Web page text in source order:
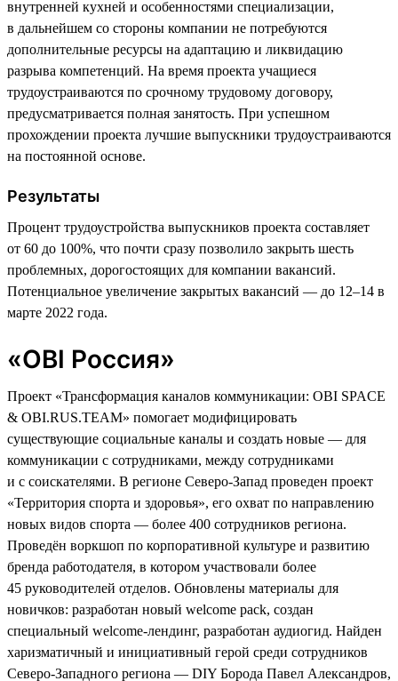
внутренней кухней и особенностями специализации,
в дальнейшем со стороны компании не потребуются
дополнительные ресурсы на адаптацию и ликвидацию
разрыва компетенций. На время проекта учащиеся
трудоустраиваются по срочному трудовому договору,
предусматривается полная занятость. При успешном
прохождении проекта лучшие выпускники трудоустраиваются
на постоянной основе.
Результаты
Процент трудоустройства выпускников проекта составляет
от 60 до 100%, что почти сразу позволило закрыть шесть
проблемных, дорогостоящих для компании вакансий.
Потенциальное увеличение закрытых вакансий — до 12–14 в
марте 2022 года.
«OBI Россия»
Проект «Трансформация каналов коммуникации: OBI SPACE
& OBI.RUS.TEAM» помогает модифицировать
существующие социальные каналы и создать новые — для
коммуникации с сотрудниками, между сотрудниками
и с соискателями. В регионе Северо-Запад проведен проект
«Территория спорта и здоровья», его охват по направлению
новых видов спорта — более 400 сотрудников региона.
Проведён воркшоп по корпоративной культуре и развитию
бренда работодателя, в котором участвовали более
45 руководителей отделов. Обновлены материалы для
новичков: разработан новый welcome pack, создан
специальный welcome-лендинг, разработан аудиогид. Найден
харизматичный и инициативный герой среди сотрудников
Северо-Западного региона — DIY Борода Павел Александров,